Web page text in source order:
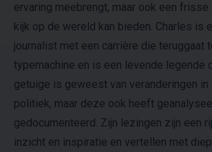
ervaring meebrengt, maar ook een
kijk op de wereld kan bieden. Charles is
journalist met een carrière die teruggaat
typemachine en is een levende legende
getuige is geweest van veranderingen in
politiek, maar deze ook heeft
gedocumenteerd. Zijn lezingen zijn een
inzicht en inspiratie en vertellen met